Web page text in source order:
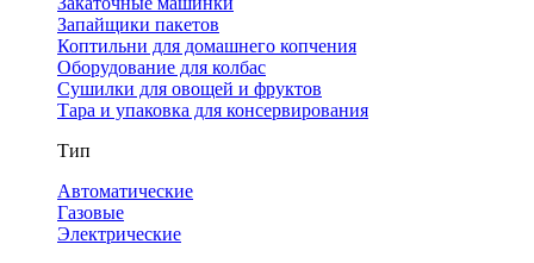
Запайщики пакетов
Коптильни для домашнего копчения
Оборудование для колбас
Сушилки для овощей и фруктов
Тара и упаковка для консервирования
Тип
Автоматические
Газовые
Электрические